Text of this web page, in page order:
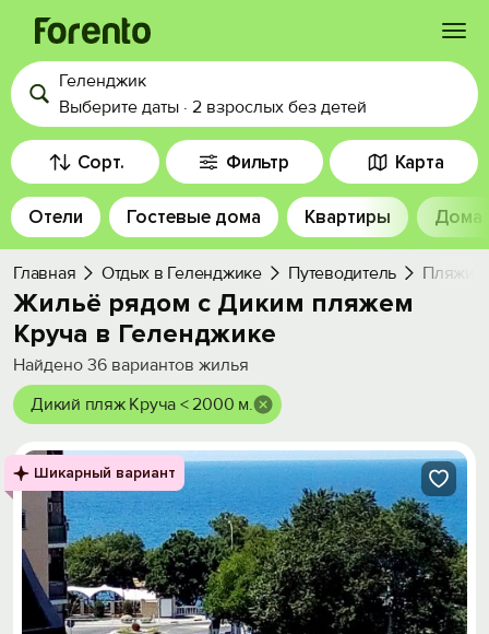
Войти
Избранное
История просмотра
Добавить свой объект
Геленджик
Выберите даты · 2 взрослых без детей
Сорт. Фильтр Карта
Отели Гостевые дома Квартиры Дома
Главная Отдых в Геленджике Путеводитель Пляжи
Жильё рядом с Диким пляжем
Круча в Геленджике
Найдено 36 вариантов жилья
Дикий пляж Круча < 2000 м.
Шикарный вариант